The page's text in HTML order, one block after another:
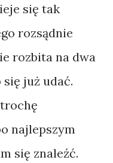
się tak
rozsądnie
rozbita na dwa
już udać.
najlepszym
się znaleźć.